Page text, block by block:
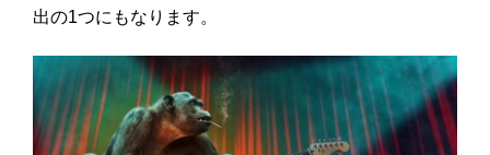
出の1つにもなります。